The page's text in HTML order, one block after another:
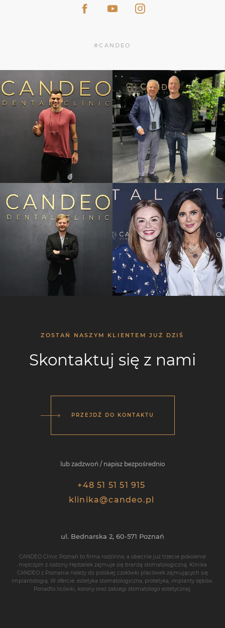
#CANDEO
ZOSTAŃ NASZYM KLIENTEM JUŻ DZIŚ
Skontaktuj się z nami
PRZEJDŹ DO KONTAKTU
lub zadzwoń / napisz bezpośrednio
+48 51 51 51 915
klinika@candeo.pl
ul. Bednarska 2, 60-571 Poznań
CANDEO Clinic Poznań to firma rodzinna, a obecnie już trzecie pokolenie
mężczyzn z rodziny Hędzelek zajmuje się branżą stomatologiczną. Klinika
CANDEO z Poznania należy do polskiej czołówki placówek zajmujących się
implantologią . W ofercie: estetyka stomatologiczna, protetyka, implanty zębów
Ponadto licówki, korony oraz zabiegi stomatologii estetycznej.